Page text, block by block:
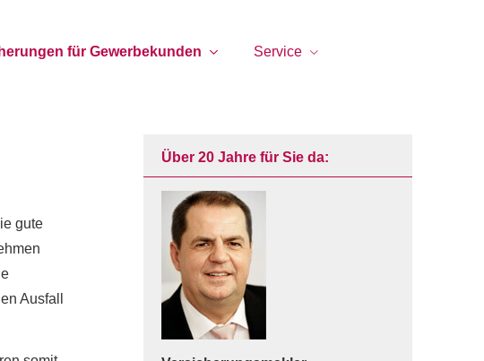
für Gewerbekunden Service
Über 20 Jahre für Sie da:
gute
Ausfall